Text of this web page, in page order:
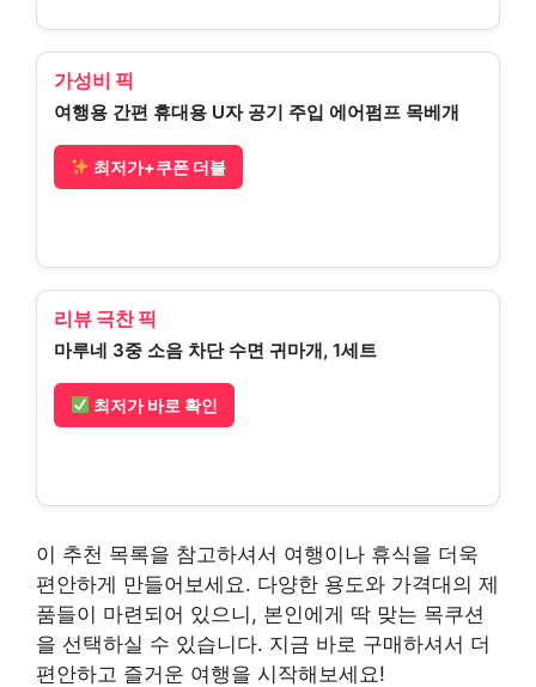
가성비 픽
여행용 간편 휴대용 U자 공기 주입 에어펌프 목베개
최저가+쿠폰 더블
리뷰 극찬 픽
마루네 3중 소음 차단 수면 귀마개, 1세트
최저가 바로 확인
이 추천 목록을 참고하셔서 여행이나 휴식을 더욱
편안하게 만들어보세요. 다양한 용도와 가격대의 제
품들이 마련되어 있으니, 본인에게 딱 맞는 목쿠션
을 선택하실 수 있습니다. 지금 바로 구매하셔서 더
편안하고 즐거운 여행을 시작해보세요!